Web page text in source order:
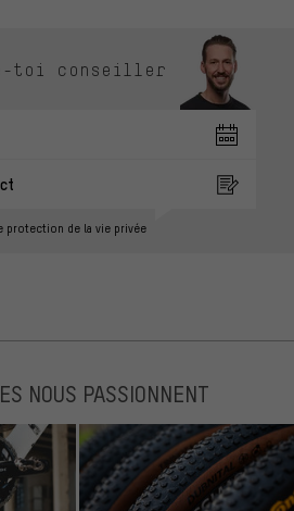
toi conseiller
protection de la vie privée
NOUS PASSIONNENT